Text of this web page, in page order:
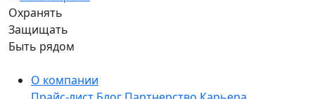
Охранять
Защищать
Быть рядом
О компании